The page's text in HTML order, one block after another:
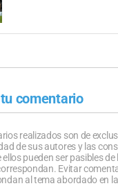
comentario
realizados son de
de sus autores y las
pueden ser pasibles
Evitar
al tema abordado en